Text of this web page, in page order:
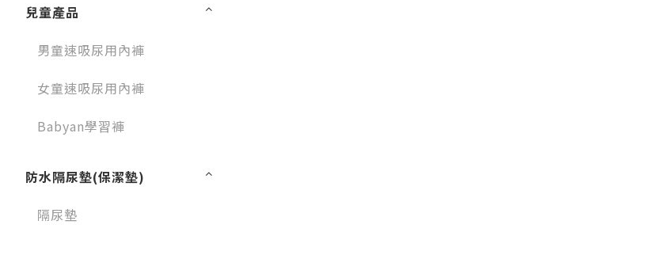
兒童產品
男童速吸尿用內褲
女童速吸尿用內褲
Babyan學習褲
防水隔尿墊(保潔墊)
隔尿墊